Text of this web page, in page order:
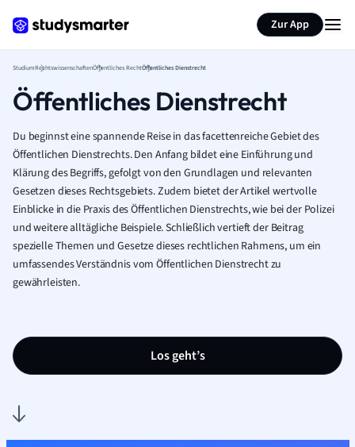
Zur App
StudiumRechtswissenschaftenÖffentliches RechtÖffentliches Dienstrecht
Öffentliches Dienstrecht
Du beginnst eine spannende Reise in das facettenreiche Gebiet des
Öffentlichen Dienstrechts. Den Anfang bildet eine Einführung und
Klärung des Begriffs, gefolgt von den Grundlagen und relevanten
Gesetzen dieses Rechtsgebiets. Zudem bietet der Artikel wertvolle
Einblicke in die Praxis des Öffentlichen Dienstrechts, wie bei der Polizei
und weitere alltägliche Beispiele. Schließlich vertieft der Beitrag
spezielle Themen und Gesetze dieses rechtlichen Rahmens, um ein
umfassendes Verständnis vom Öffentlichen Dienstrecht zu
gewährleisten.
Los geht’s